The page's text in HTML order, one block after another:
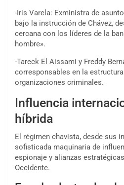
-Iris Varela: Exministra de
bajo la instrucción de Chávez,
cercana con los líderes de la
hombre».
-Tareck El Aissami y Freddy
corresponsables en la
organizaciones criminales.
Influencia
híbrida
El régimen chavista, desde sus
sofisticada maquinaria de
espionaje y alianzas
Occidente.